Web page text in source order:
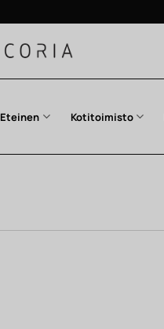
Eteinen Kotitoimisto